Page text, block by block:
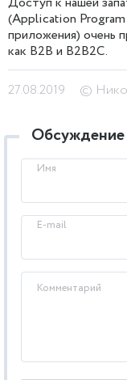
(Application
приложения) очень
как B2B и B2B2C.
27.08.2019 ©
Обсуждение
Имя
E-mail
Комментарий